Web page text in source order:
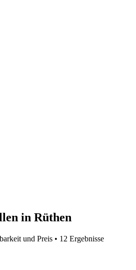
in Rüthen
und Preis • 12 Ergebnisse